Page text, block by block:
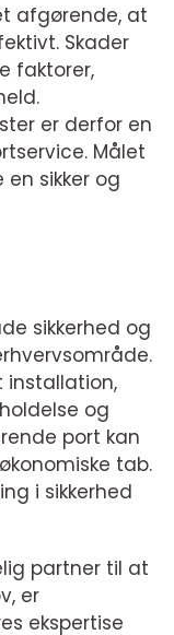
afgørende, at
Skader
faktorer,
er derfor en
Målet
sikker og
sikkerhed og
installation,
og
port kan
tab.
i sikkerhed
partner til at
er
ekspertise